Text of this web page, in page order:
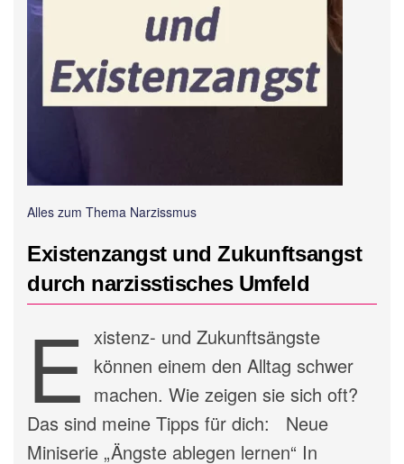
Alles zum Thema Narzissmus
Existenzangst und Zukunftsangst
durch narzisstisches Umfeld
E xistenz- und Zukunftsängste
können einem den Alltag schwer
machen. Wie zeigen sie sich oft?
Das sind meine Tipps für dich: Neue
Miniserie „Ängste ablegen lernen“ In